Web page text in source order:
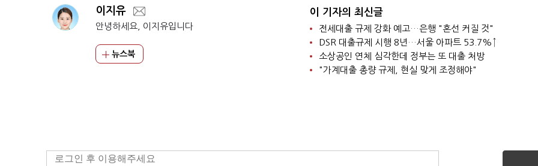
이지유
안녕하세요, 이지유입니다
뉴스북
이 기자의 최신글
전세대출 규제 강화 예고…은행 "혼선 커질 것"
DSR 대출규제 시행 8년…서울 아파트 53.7%↑
소상공인 연체 심각한데 정부는 또 대출 처방
"가계대출 총량 규제, 현실 맞게 조정해야"